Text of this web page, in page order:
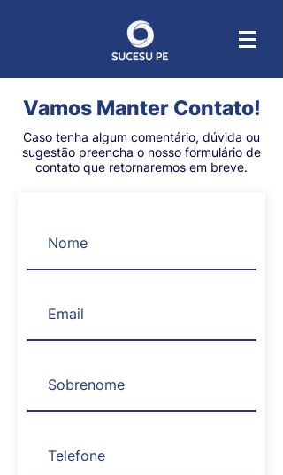
Vamos Manter Contato!
Caso tenha algum comentário, dúvida ou
sugestão preencha o nosso formulário de
contato que retornaremos em breve.